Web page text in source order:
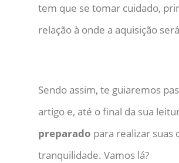
tem que se tomar cuidado,
relação à onde a aquisição
Sendo assim, te guiaremos
artigo e, até o final da sua
preparado para realizar suas
tranquilidade. Vamos lá?